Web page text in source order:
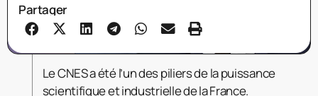
Partager
Le CNES a été l’un des piliers de la puissance
scientifique et industrielle de la France.